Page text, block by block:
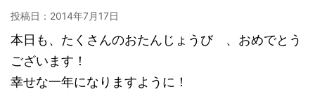
投稿日： 2014年7月17日
本日も、たくさんのおたんじょうび 、おめでとう
ございます！
幸せな一年になりますように！